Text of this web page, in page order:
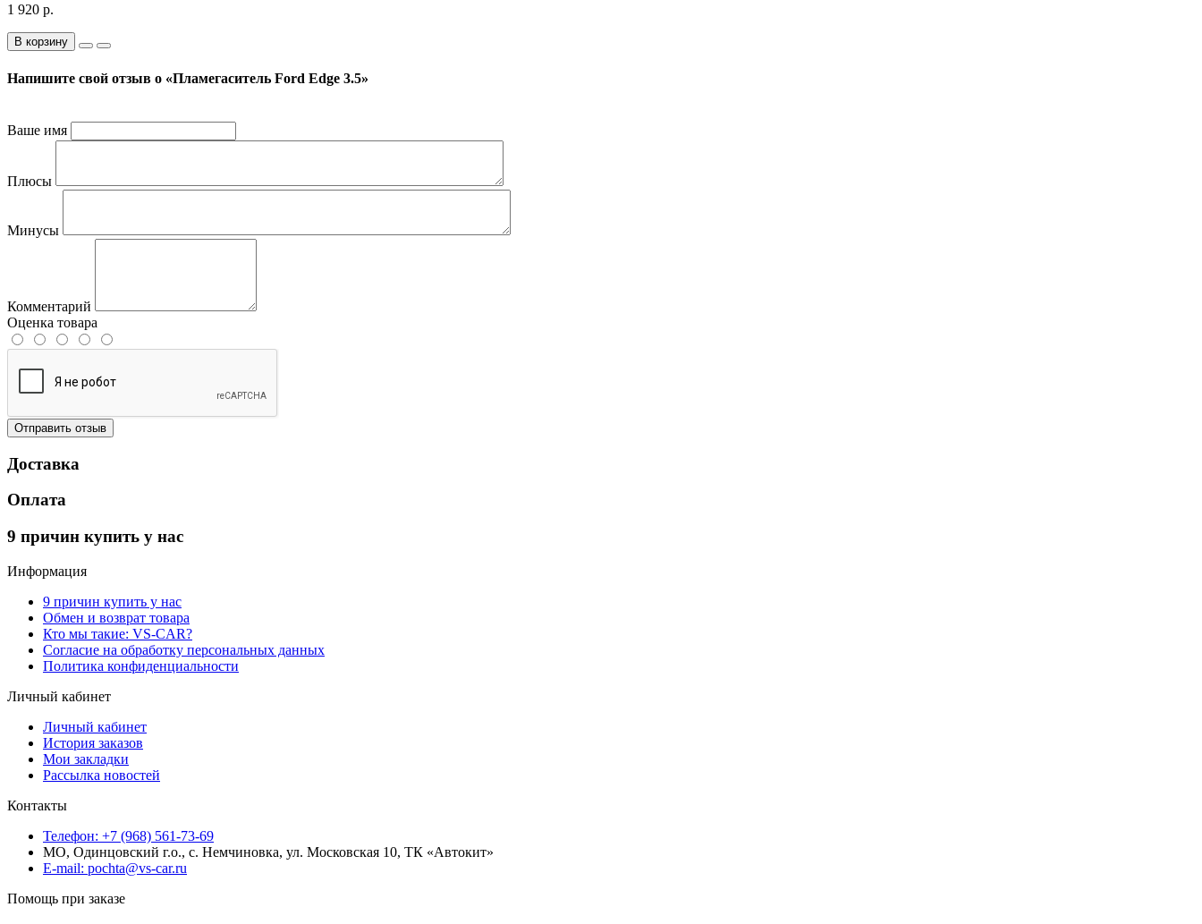
1 920 р.
В корзину
Напишите свой отзыв о «Пламегаситель Ford Edge 3.5»
Ваше имя
Плюсы
Минусы
Комментарий
Оценка товара
Отправить отзыв
Доставка
Оплата
9 причин купить у нас
Информация
9 причин купить у нас
Обмен и возврат товара
Кто мы такие: VS-CAR?
Согласие на обработку персональных данных
Политика конфиденциальности
Личный кабинет
Личный кабинет
История заказов
Мои закладки
Рассылка новостей
Контакты
Телефон: +7 (968) 561-73-69
МО, Одинцовский г.о., с. Немчиновка, ул. Московская 10, ТК «Автокит»
E-mail: pochta@vs-car.ru
Помощь при заказе